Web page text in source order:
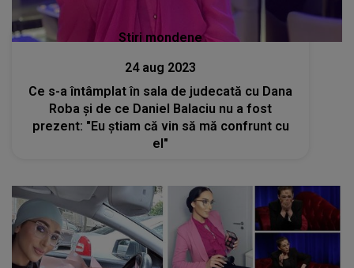
Stiri mondene
24 aug 2023
Ce s-a întâmplat în sala de judecată cu Dana
Roba și de ce Daniel Balaciu nu a fost
prezent: "Eu știam că vin să mă confrunt cu
el"